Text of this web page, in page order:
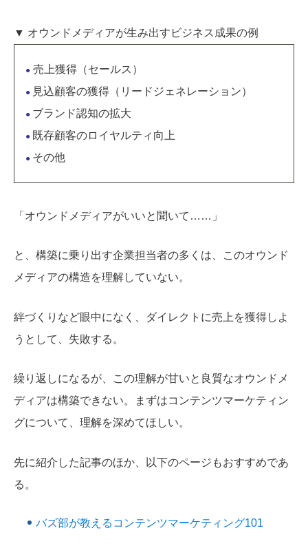
▼ オウンドメディアが生み出すビジネス成果の例
● 売上獲得（セールス）
● 見込顧客の獲得（リードジェネレーション）
● ブランド認知の拡大
● 既存顧客のロイヤルティ向上
● その他
「オウンドメディアがいいと聞いて……」
と、構築に乗り出す企業担当者の多くは、このオウンド
メディアの構造を理解していない。
絆づくりなど眼中になく、ダイレクトに売上を獲得しよ
うとして、失敗する。
繰り返しになるが、この理解が甘いと良質なオウンドメ
ディアは構築できない。まずはコンテンツマーケティン
グについて、理解を深めてほしい。
先に紹介した記事のほか、以下のページもおすすめであ
る。
バズ部が教えるコンテンツマーケティング101